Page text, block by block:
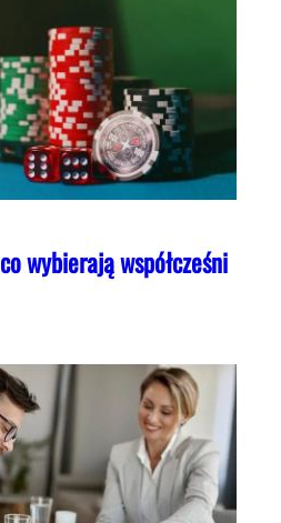
wybierają współcześni